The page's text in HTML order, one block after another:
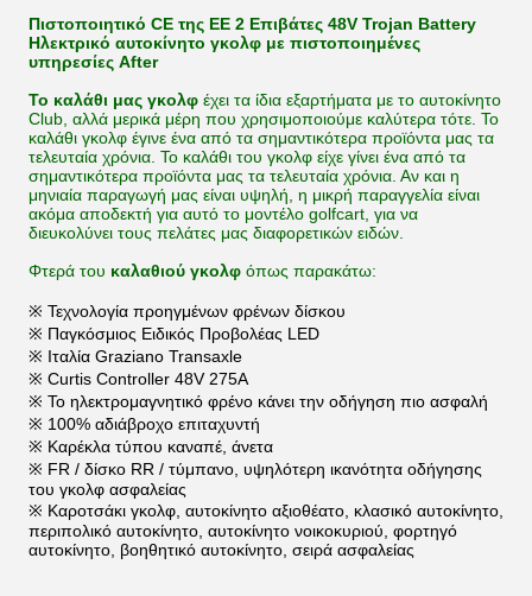
Πιστοποιητικό CE της ΕΕ 2 Επιβάτες 48V Trojan Battery
Ηλεκτρικό αυτοκίνητο γκολφ με πιστοποιημένες
υπηρεσίες After
Το καλάθι μας γκολφ έχει τα ίδια εξαρτήματα με το αυτοκίνητο
Club, αλλά μερικά μέρη που χρησιμοποιούμε καλύτερα τότε. Το
καλάθι γκολφ έγινε ένα από τα σημαντικότερα προϊόντα μας τα
τελευταία χρόνια. Το καλάθι του γκολφ είχε γίνει ένα από τα
σημαντικότερα προϊόντα μας τα τελευταία χρόνια. Αν και η
μηνιαία παραγωγή μας είναι υψηλή, η μικρή παραγγελία είναι
ακόμα αποδεκτή για αυτό το μοντέλο golfcart, για να
διευκολύνει τους πελάτες μας διαφορετικών ειδών.
Φτερά του καλαθιού γκολφ όπως παρακάτω:
※ Τεχνολογία προηγμένων φρένων δίσκου
※ Παγκόσμιος Ειδικός Προβολέας LED
※ Ιταλία Graziano Transaxle
※ Curtis Controller 48V 275A
※ Το ηλεκτρομαγνητικό φρένο κάνει την οδήγηση πιο ασφαλή
※ 100% αδιάβροχο επιταχυντή
※ Καρέκλα τύπου καναπέ, άνετα
※ FR / δίσκο RR / τύμπανο, υψηλότερη ικανότητα οδήγησης
του γκολφ ασφαλείας
※ Καροτσάκι γκολφ, αυτοκίνητο αξιοθέατο, κλασικό αυτοκίνητο,
περιπολικό αυτοκίνητο, αυτοκίνητο νοικοκυριού, φορτηγό
αυτοκίνητο, βοηθητικό αυτοκίνητο, σειρά ασφαλείας